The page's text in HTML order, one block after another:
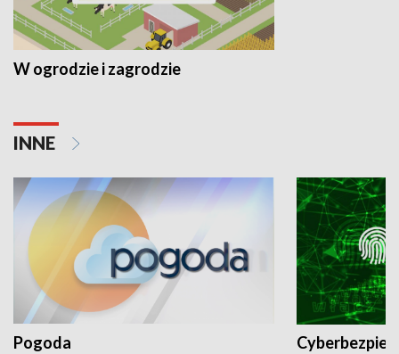
W ogrodzie i zagrodzie
INNE
Pogoda